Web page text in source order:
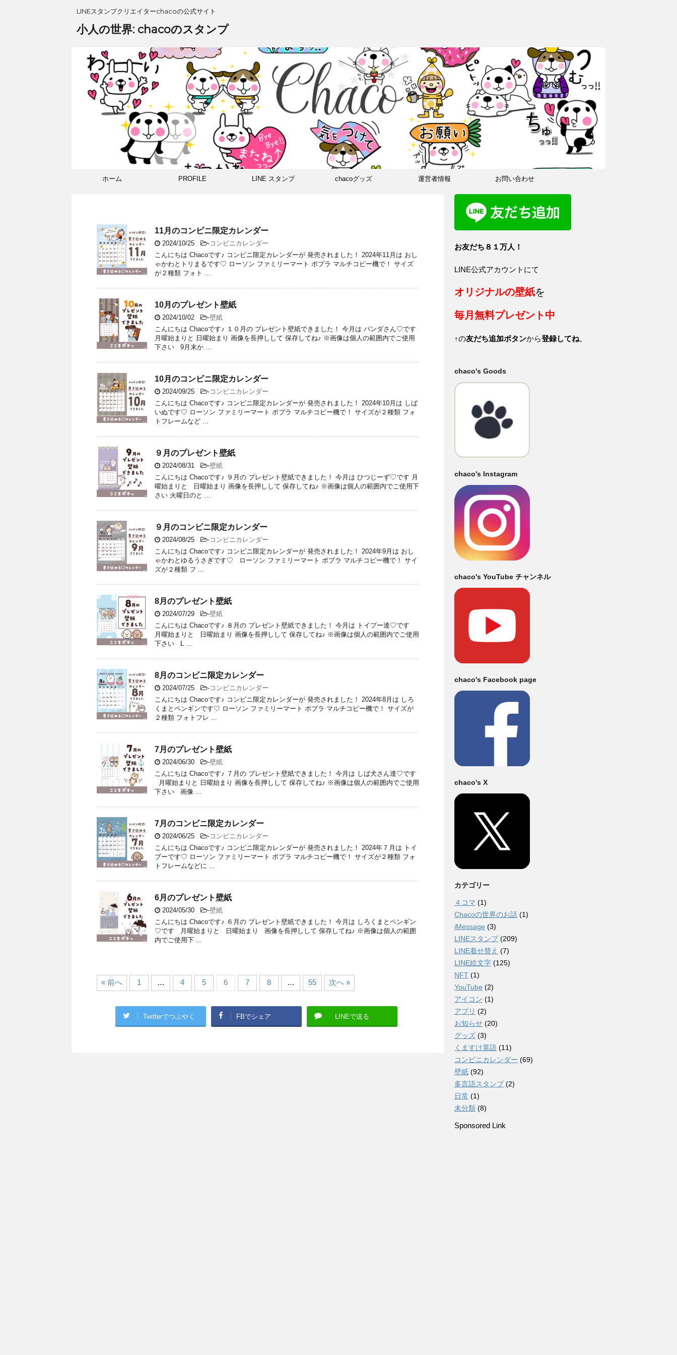
LINEスタンプクリエイターchacoの公式サイト
小人の世界: chacoのスタンプ
ホーム PROFILE LINE スタンプ chacoグッズ 運営者情報 お問い合わせ
11月のコンビニ限定カレンダー
2024/10/25 -コンビニカレンダー
こんにちは Chacoです♪ コンビニ限定カレンダーが 発売されました！ 2024年11月は おし
ゃかわとトリまるです♡ ローソン ファミリーマート ポプラ マルチコピー機で！ サイズ
が２種類 フォト ...
10月のプレゼント壁紙
2024/10/02 -壁紙
こんにちは Chacoです♪ １０月の プレゼント壁紙できました！ 今月は パンダさん♡です
月曜始まりと 日曜始まり 画像を長押しして 保存してね♪ ※画像は個人の範囲内でご使用
下さい 9月末か ...
10月のコンビニ限定カレンダー
2024/09/25 -コンビニカレンダー
こんにちは Chacoです♪ コンビニ限定カレンダーが 発売されました！ 2024年10月は しば
いぬです♡ ローソン ファミリーマート ポプラ マルチコピー機で！ サイズが２種類 フォ
トフレームなど ...
９月のプレゼント壁紙
2024/08/31 -壁紙
こんにちは Chacoです♪ ９月の プレゼント壁紙できました！ 今月は ひつじーず♡です 月
曜始まりと 日曜始まり 画像を長押しして 保存してね♪ ※画像は個人の範囲内でご使用下
さい 火曜日のと ...
９月のコンビニ限定カレンダー
2024/08/25 -コンビニカレンダー
こんにちは Chacoです♪ コンビニ限定カレンダーが 発売されました！ 2024年9月は おし
ゃかわとゆるうさぎです♡ ローソン ファミリーマート ポプラ マルチコピー機で！ サイ
ズが２種類 フ ...
8月のプレゼント壁紙
2024/07/29 -壁紙
こんにちは Chacoです♪ ８月の プレゼント壁紙できました！ 今月は トイプー達♡です
月曜始まりと 日曜始まり 画像を長押しして 保存してね♪ ※画像は個人の範囲内でご使用
下さい L ...
8月のコンビニ限定カレンダー
2024/07/25 -コンビニカレンダー
こんにちは Chacoです♪ コンビニ限定カレンダーが 発売されました！ 2024年8月は しろ
くまとペンギンです♡ ローソン ファミリーマート ポプラ マルチコピー機で！ サイズが
２種類 フォトフレ ...
7月のプレゼント壁紙
2024/06/30 -壁紙
こんにちは Chacoです♪ ７月の プレゼント壁紙できました！ 今月は しば犬さん達♡です
月曜始まりと 日曜始まり 画像を長押しして 保存してね♪ ※画像は個人の範囲内でご使用
下さい 画像 ...
7月のコンビニ限定カレンダー
2024/06/25 -コンビニカレンダー
こんにちは Chacoです♪ コンビニ限定カレンダーが 発売されました！ 2024年７月は トイ
プーです♡ ローソン ファミリーマート ポプラ マルチコピー機で！ サイズが２種類 フォ
トフレームなどに ...
6月のプレゼント壁紙
2024/05/30 -壁紙
こんにちは Chacoです♪ ６月の プレゼント壁紙できました！ 今月は しろくまとペンギン
♡です 月曜始まりと 日曜始まり 画像を長押しして 保存してね♪ ※画像は個人の範囲
内でご使用下 ...
« 前へ 1 … 4 5 6 7 8 … 55 次へ »
Twitterでつぶやく FBでシェア LINEで送る
お友だち８１万人！
LINE公式アカウントにて
オリジナルの壁紙を
毎月 無料プレゼント中
↑の友だち追加ボタンから登録してね。
chaco's Goods
chaco's Instagram
chaco's YouTube チャンネル
chaco's Facebook page
chaco's X
カテゴリー
４コマ (1)
Chacoの世界のお話 (1)
iMessage (3)
LINEスタンプ(209)
LINE着せ替え (7)
LINE絵文字 (125)
NFT (1)
YouTube (2)
アイコン (1)
アプリ (2)
お知らせ (20)
グッズ (3)
くますけ英語 (11)
コンビニカレンダー (69)
壁紙 (92)
多言語スタンプ(2)
日常 (1)
未分類 (8)
Sponsored Link